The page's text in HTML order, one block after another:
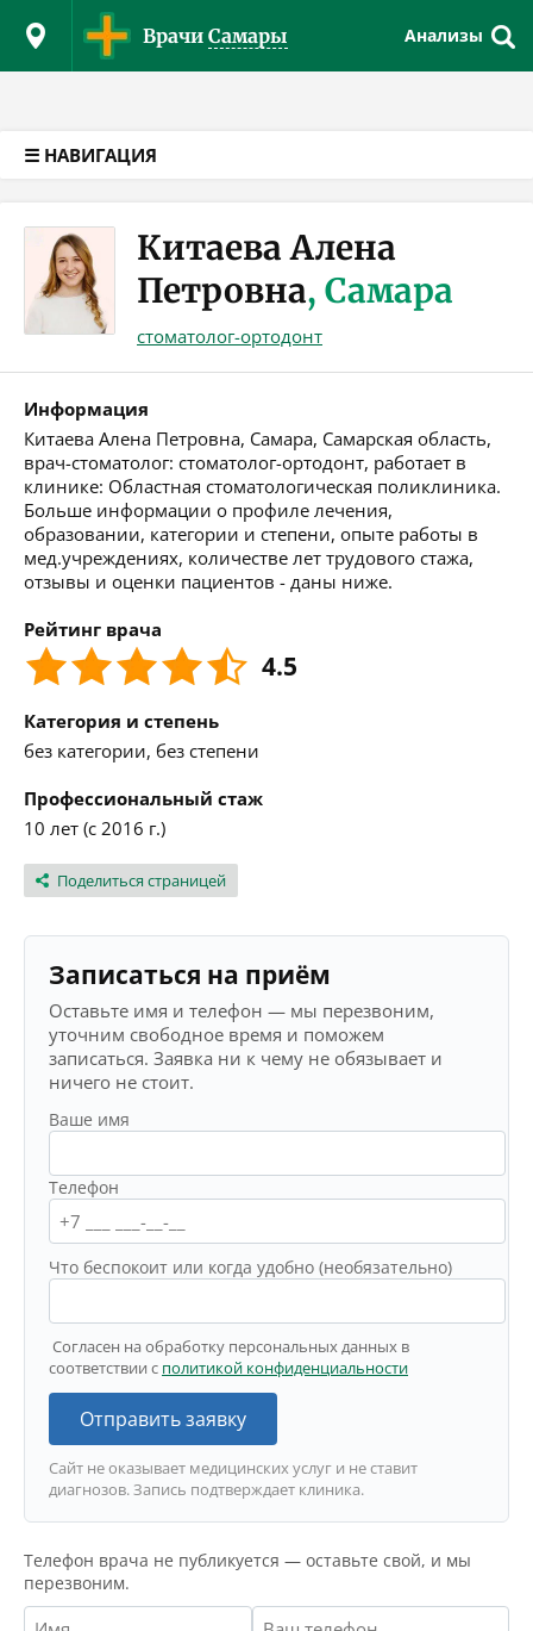
Врачи Самары Анализы
☰ НАВИГАЦИЯ
Китаева Алена
Петровна, Самара
стоматолог-ортодонт
Информация
Китаева Алена Петровна, Самара, Самарская область,
врач-стоматолог: стоматолог-ортодонт, работает в
клинике: Областная стоматологическая поликлиника.
Больше информации о профиле лечения,
образовании, категории и степени, опыте работы в
мед.учреждениях, количестве лет трудового стажа,
отзывы и оценки пациентов - даны ниже.
Рейтинг врача
4.5
Категория и степень
без категории, без степени
Профессиональный стаж
10 лет (с 2016 г.)
Поделиться страницей
Записаться на приём
Оставьте имя и телефон — мы перезвоним,
уточним свободное время и поможем
записаться. Заявка ни к чему не обязывает и
ничего не стоит.
Ваше имя
Телефон
Что беспокоит или когда удобно (необязательно)
Согласен на обработку персональных данных в
соответствии с политикой конфиденциальности
Отправить заявку
Сайт не оказывает медицинских услуг и не ставит
диагнозов. Запись подтверждает клиника.
Телефон врача не публикуется — оставьте свой, и мы
перезвоним.